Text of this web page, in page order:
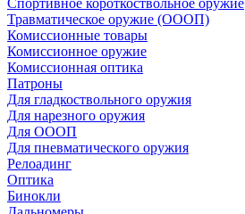
Спортивное короткоствольное оружие
Травматическое оружие (ОООП)
Комиссионные товары
Комиссионное оружие
Комиссионная оптика
Патроны
Для гладкоствольного оружия
Для нарезного оружия
Для ОООП
Для пневматического оружия
Релоадинг
Оптика
Бинокли